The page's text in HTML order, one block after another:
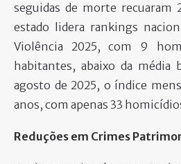
seguidas de morte recuaram
estado lidera rankings
Violência 2025, com 9
habitantes, abaixo da média
agosto de 2025, o índice
anos, com apenas 33
Reduções em Crimes